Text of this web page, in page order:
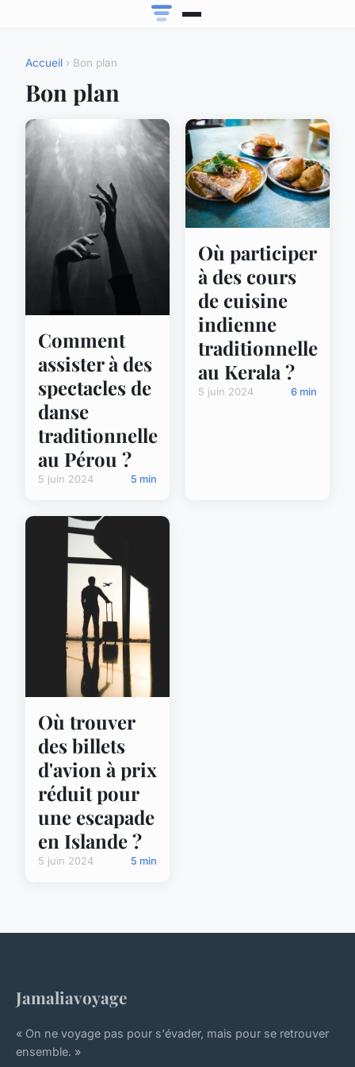
Accueil › Bon plan
Bon plan
Comment
assister à des
spectacles de
danse
traditionnelle
au Pérou ?
5 juin 2024 5 min
Où participer
à des cours
de cuisine
indienne
traditionnelle
au Kerala ?
5 juin 2024 6 min
Où trouver
des billets
d'avion à prix
réduit pour
une escapade
en Islande ?
5 juin 2024 5 min
Jamaliavoyage
« On ne voyage pas pour s'évader, mais pour se retrouver
ensemble. »